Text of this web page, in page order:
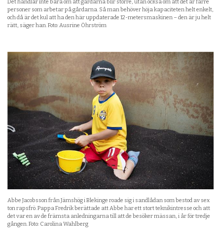
Det handlar inte bara om att gårdarna blir större, utan också om att det är färre
personer som arbetar på gårdarna. Så man behöver höja kapaciteten helt enkelt,
och då är det kul att ha den här uppdaterade 12-metersmaskinen – den är ju helt
rätt, säger han. Foto: Ausrine Öhrström
Abbe Jacobsson från Jämshög i Blekinge roade sig i sandlådan som bestod av sex
ton rapsfrö. Pappa Fredrik berättade att Abbe har ett stort teknikintresse och att
det var en av de främsta anledningarna till att de besöker mässan, i år för tredje
gången. Foto: Carolina Wahlberg